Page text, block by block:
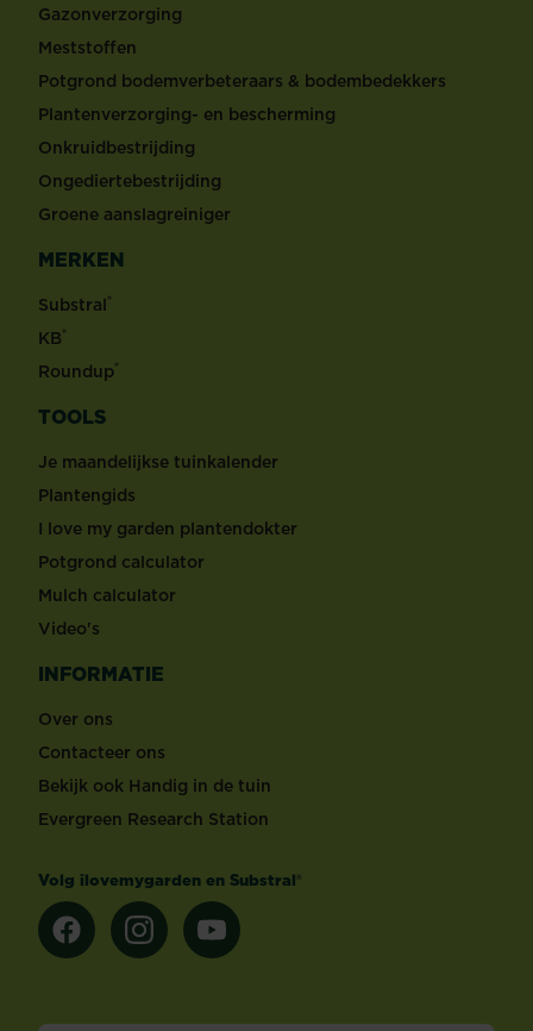
Gazonverzorging
Meststoffen
Potgrond bodemverbeteraars & bodembedekkers
Plantenverzorging- en bescherming
Onkruidbestrijding
Ongediertebestrijding
Groene aanslagreiniger
MERKEN
Substral®
KB®
Roundup®
TOOLS
Je maandelijkse tuinkalender
Plantengids
I love my garden plantendokter
Potgrond calculator
Mulch calculator
Video's
INFORMATIE
Over ons
Contacteer ons
Bekijk ook Handig in de tuin
Evergreen Research Station
Volg ilovemygarden en Substral®